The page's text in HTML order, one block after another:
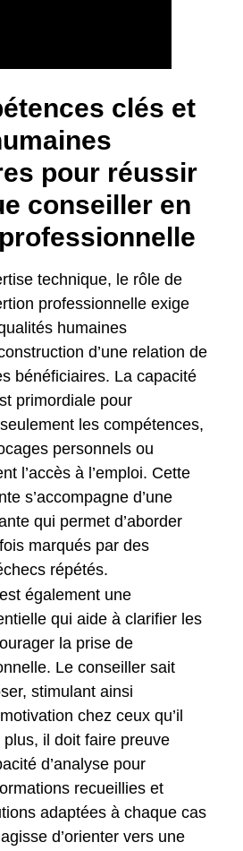
clés et
pour réussir
conseiller en
technique, le rôle de
professionnelle exige
humaines
d’une relation de
bénéficiaires. La capacité
primordiale pour
les compétences,
personnels ou
l’accès à l’emploi. Cette
s’accompagne d’une
qui permet d’aborder
marqués par des
répétés.
également une
qui aide à clarifier les
la prise de
Le conseiller sait
stimulant ainsi
chez ceux qu’il
il doit faire preuve
d’analyse pour
recueillies et
adaptées à chaque cas
d’orienter vers une